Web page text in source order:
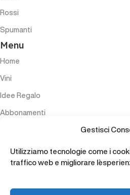
Gestisci
Utilizziamo tecnologie come i
traffico web e migliorare
Rossi
Spumanti
Menu
Home
Vini
Idee Regalo
Abbonamenti
Accessori
Contatti